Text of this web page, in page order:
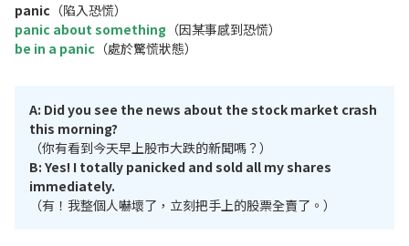
panic （陷入恐慌）
panic about something （因某事感到恐慌）
be in a panic （處於驚慌狀態）
A: Did you see the news about the stock market crash
this morning?
（你有看到今天早上股市大跌的新聞嗎？）
B: Yes! I totally panicked and sold all my shares
immediately.
（有！我整個人嚇壞了，立刻把手上的股票全賣了。）